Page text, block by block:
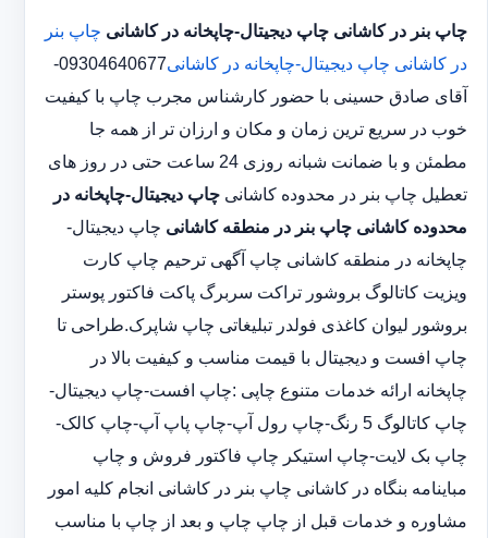
چاپ بنر در کاشانی چاپ دیجیتال-چاپخانه در کاشانی چاپ بنر
در کاشانی چاپ دیجیتال-چاپخانه در کاشانی
09304640677-
آقای صادق حسینی با حضور کارشناس مجرب چاپ با کیفیت
خوب در سریع ترین زمان و مکان و ارزان تر از همه جا
مطمئن و با ضمانت شبانه روزی 24 ساعت حتی در روز های
تعطیل چاپ بنر در محدوده کاشانی چاپ دیجیتال-چاپخانه در
محدوده کاشانی چاپ بنر در منطقه کاشانی چاپ دیجیتال-
چاپخانه در منطقه کاشانی چاپ آگهی ترحیم چاپ کارت
ویزیت کاتالوگ بروشور تراکت سربرگ پاکت فاکتور پوستر
بروشور لیوان کاغذی فولدر تبلیغاتی چاپ شاپرک.طراحی تا
چاپ افست و دیجیتال با قیمت مناسب و کیفیت بالا در
چاپخانه ارائه خدمات متنوع چاپی :چاپ افست-چاپ دیجیتال-
چاپ کاتالوگ 5 رنگ-چاپ رول آپ-چاپ پاپ آپ-چاپ کالک-
چاپ بک لایت-چاپ استیکر چاپ فاکتور فروش و چاپ
مباینامه بنگاه در کاشانی چاپ بنر در کاشانی انجام کلیه امور
مشاوره و خدمات قبل از چاپ چاپ و بعد از چاپ با مناسب